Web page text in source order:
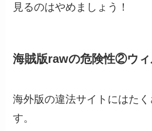
見るのはやめましょう！
海賊版rawの危険性②ウィ
海外版の違法サイトにはた
す。